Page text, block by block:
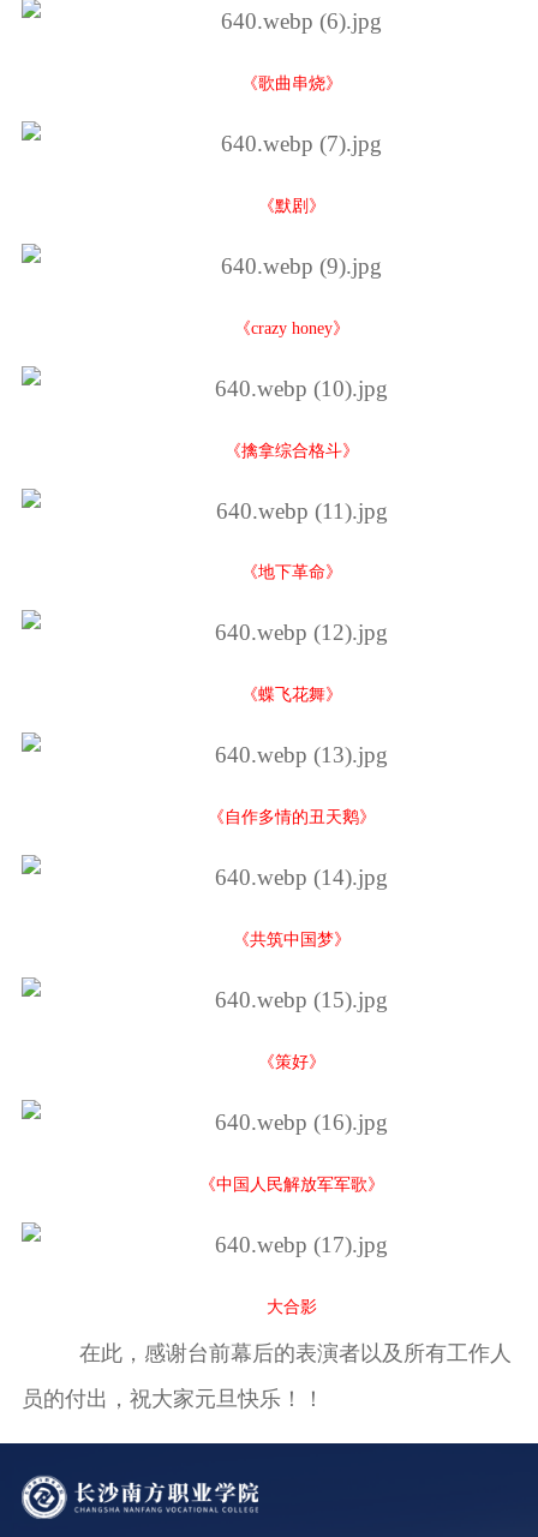
《歌曲串烧》
《默剧》
《crazy honey》
《擒拿综合格斗》
《地下革命》
《蝶飞花舞》
《自作多情的丑天鹅》
《共筑中国梦》
《策好》
《中国人民解放军军歌》
大合影
在此，感谢台前幕后的表演者以及所有工作人
员的付出，祝大家元旦快乐！！